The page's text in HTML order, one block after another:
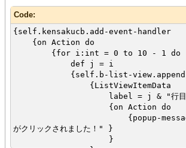
Code:
{self.kensakucb.add-event-handler
{on Action do
{for i:int = 0 to 10 - 1 do
def j = i
{self.b-list-view.append
{ListViewItemData
label = j & "行目
{on Action do
{popup-message j+1
がクリックされました！" }
}